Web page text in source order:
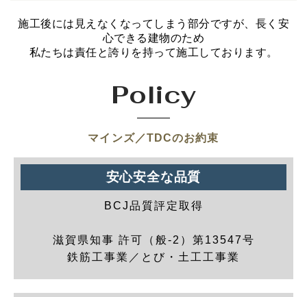
施工後には見えなくなってしまう部分ですが、長く安
心できる建物のため
私たちは責任と誇りを持って施工しております。
Policy
マインズ／TDCのお約束
安心安全な品質
BCJ品質評定取得
滋賀県知事 許可（般-2）第13547号
鉄筋工事業／とび・土工工事業